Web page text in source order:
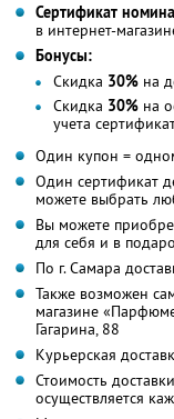
Сертификат
в интернет-
Бонусы:
Скидка 30% на
Скидка 30% на
учета
Один купон =
Один сертификат
можете выбрать
Вы можете
для себя и в
По г. Самара
Также возможен
магазине
Гагарина, 88
Курьерская
Стоимость
осуществляется